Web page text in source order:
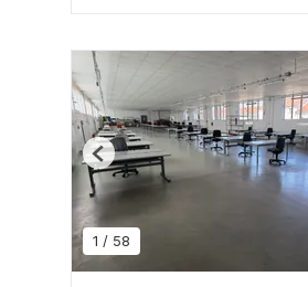
1 / 58
Previous